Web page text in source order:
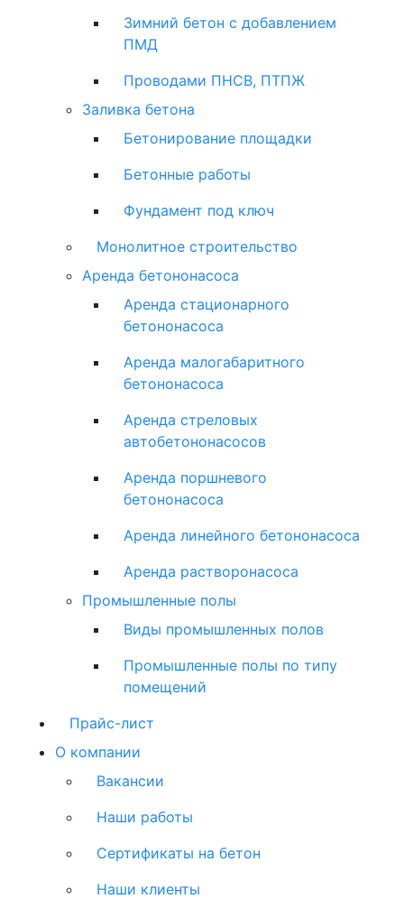
Зимний бетон с добавлением
ПМД
Проводами ПНСВ, ПТПЖ
Заливка бетона
Бетонирование площадки
Бетонные работы
Фундамент под ключ
Монолитное строительство
Аренда бетононасоса
Аренда стационарного
бетононасоса
Аренда малогабаритного
бетононасоса
Аренда стреловых
автобетононасосов
Аренда поршневого
бетононасоса
Аренда линейного бетононасоса
Аренда растворонасоса
Промышленные полы
Виды промышленных полов
Промышленные полы по типу
помещений
Прайс-лист
О компании
Вакансии
Наши работы
Сертификаты на бетон
Наши клиенты